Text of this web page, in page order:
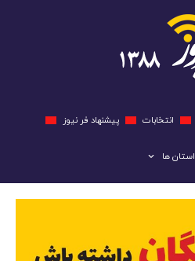
انتخابات پیشنهاد فر نیوز
استان ها